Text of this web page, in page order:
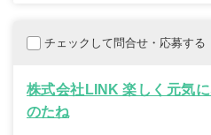
チェックして問合せ・応募する
株式会社LINK 楽しく元気
のたね